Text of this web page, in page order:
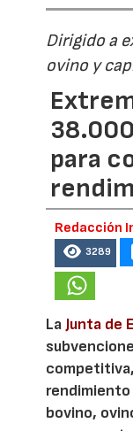
Dirigido a
ovino y
para
Redacción
3289
La Junta de
bovino,